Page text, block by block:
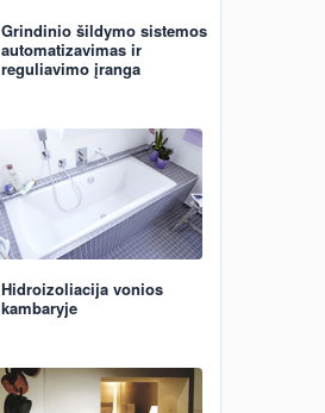
Grindinio šildymo sistemos
automatizavimas ir
reguliavimo įranga
Hidroizoliacija vonios
kambaryje